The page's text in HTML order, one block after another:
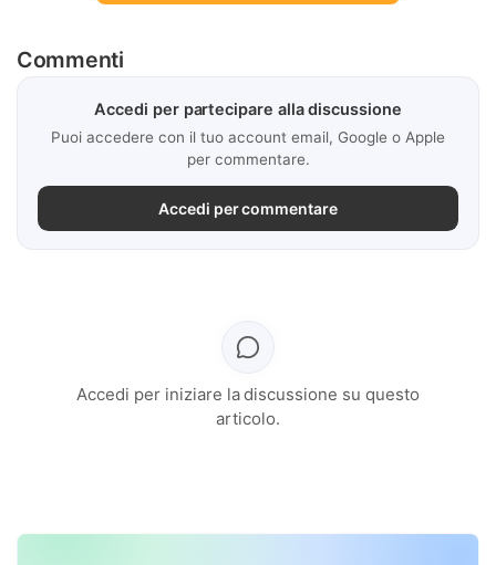
Commenti
Accedi per partecipare alla discussione
Puoi accedere con il tuo account email, Google o Apple
per commentare.
Accedi per commentare
Accedi per iniziare la discussione su questo
articolo.